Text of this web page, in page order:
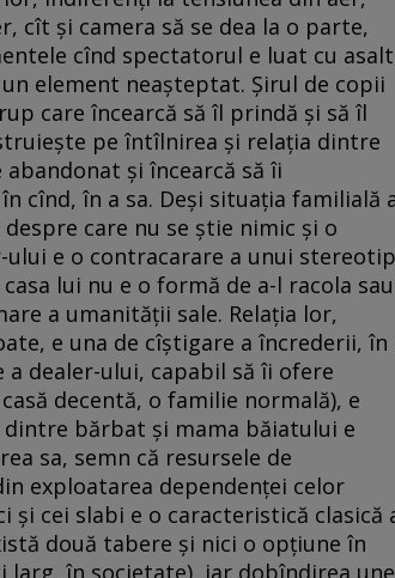
cît şi camera să se dea la o parte,
cînd spectatorul e luat cu
element neaşteptat. Şirul de copii
care încearcă să îl prindă şi să îl
pe întîlnirea şi relaţia dintre
şi încearcă să îi
cînd, în a sa. Deşi situaţia familială
care nu se ştie nimic şi o
e o contracarare a unui
lui nu e o formă de a-l racola sau
a umanităţii sale. Relaţia lor,
e una de cîştigare a încrederii, în
a dealer-ului, capabil să îi ofere
decentă, o familie normală), e
bărbat şi mama băiatului e
sa, semn că resursele de
exploatarea dependenţei celor
şi cei slabi e o caracteristică clasică
două tabere şi nici o opţiune în